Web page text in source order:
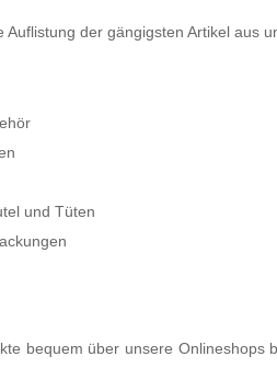
Auflistung der gängigsten Artikel aus
und Tüten
bequem über unsere